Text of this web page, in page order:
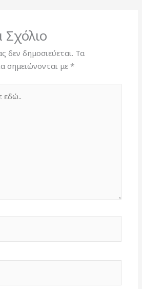
δεν δημοσιεύεται. Τα
σημειώνονται με*